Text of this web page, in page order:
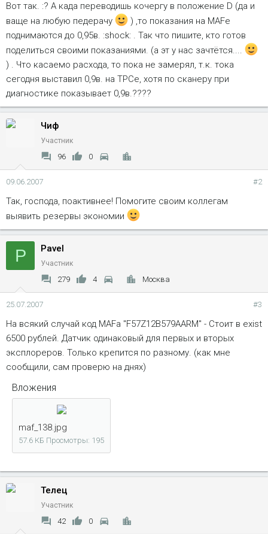
Вот так. :? А када переводишь кочергу в положение D (да и
ваще на любую педерачу
) ,то показания на MAFе
поднимаются до 0,95в. :shock: . Так что пишите, кто готов
поделиться своими показаниями. (а эт у нас зачтётся....
) . Что касаемо расхода, то пока не замерял, т.к. тока
сегодня выставил 0,9в. на TPCе, хотя по сканеру при
диагностике показывает 0,9в.????
Чиф
Участник
96 0
09.06.2007 #2
Так, господа, поактивнее! Помогите своим коллегам
выявить резервы экономии
P Pavel
Участник
279 4 Москва
25.07.2007 #3
На всякий случай код MAFа "F57Z12B579AARM" - Стоит в exist
6500 рублей. Датчик одинаковый для первых и вторых
эксплореров. Только крепится по разному. (как мне
сообщили, сам проверю на днях)
Вложения
maf_138.jpg
57.6 КБ Просмотры: 195
Телец
Участник
42 0